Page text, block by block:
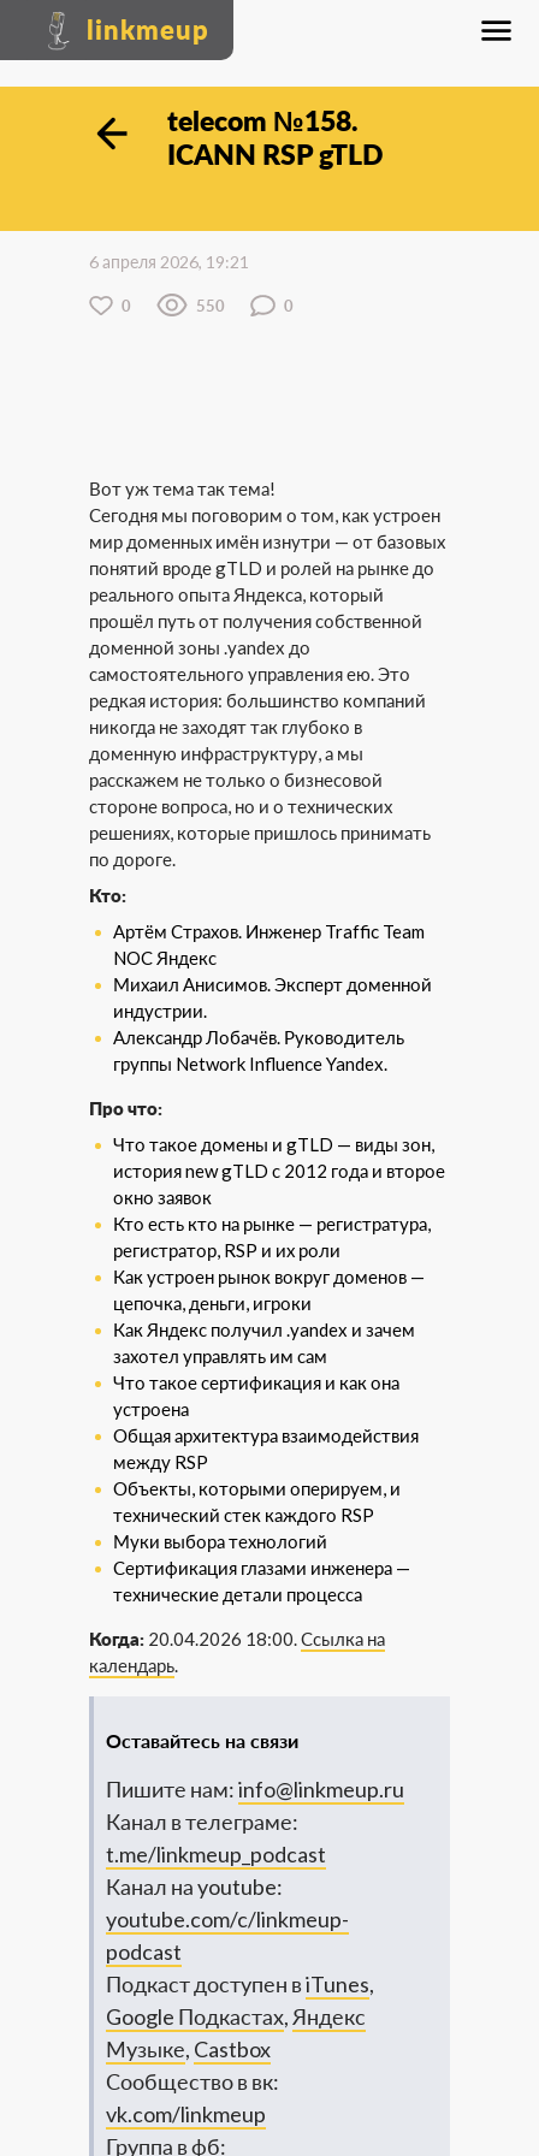
linkmeup
telecom №158.
ICANN RSP gTLD
6 апреля 2026, 19:21
0 550 0
Вот уж тема так тема!
Сегодня мы поговорим о том, как устроен
мир доменных имён изнутри — от базовых
понятий вроде gTLD и ролей на рынке до
реального опыта Яндекса, который
прошёл путь от получения собственной
доменной зоны .yandex до
самостоятельного управления ею. Это
редкая история: большинство компаний
никогда не заходят так глубоко в
доменную инфраструктуру, а мы
расскажем не только о бизнесовой
стороне вопроса, но и о технических
решениях, которые пришлось принимать
по дороге.
Кто:
Артём Страхов. Инженер Traffic Team
NOC Яндекс
Михаил Анисимов. Эксперт доменной
индустрии.
Александр Лобачёв. Руководитель
группы Network Influence Yandex.
Про что:
Что такое домены и gTLD — виды зон,
история new gTLD с 2012 года и второе
окно заявок
Кто есть кто на рынке — регистратура,
регистратор, RSP и их роли
Как устроен рынок вокруг доменов —
цепочка, деньги, игроки
Как Яндекс получил .yandex и зачем
захотел управлять им сам
Что такое сертификация и как она
устроена
Общая архитектура взаимодействия
между RSP
Объекты, которыми оперируем, и
технический стек каждого RSP
Муки выбора технологий
Сертификация глазами инженера —
технические детали процесса
Когда: 20.04.2026 18:00.Ссылка на
календарь.
Оставайтесь на связи
Пишите нам:info@linkmeup.ru
Канал в телеграме:
t.me/linkmeup_podcast
Канал на youtube:
youtube.com/c/linkmeup-
podcast
Подкаст доступен вiTunes,
Google Подкастах, Яндекс
Музыке, Castbox
Сообщество в вк:
vk.com/linkmeup
Группа в фб: